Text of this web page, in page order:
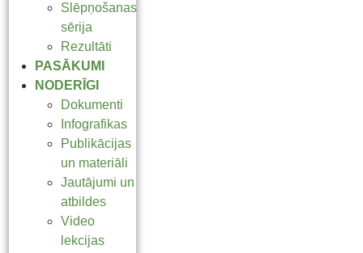
Slēpņošanas
sērija
Rezultāti
PASĀKUMI
NODERĪGI
Dokumenti
Infografikas
Publikācijas
un materiāli
Jautājumi un
atbildes
Video
lekcijas